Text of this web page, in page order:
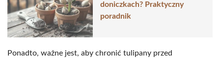
doniczkach? Praktyczny
poradnik
Ponadto, ważne jest, aby chronić tulipany przed